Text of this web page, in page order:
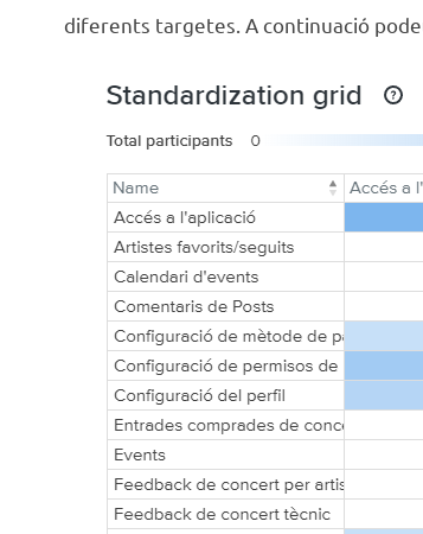
diferents targetes. A continuació